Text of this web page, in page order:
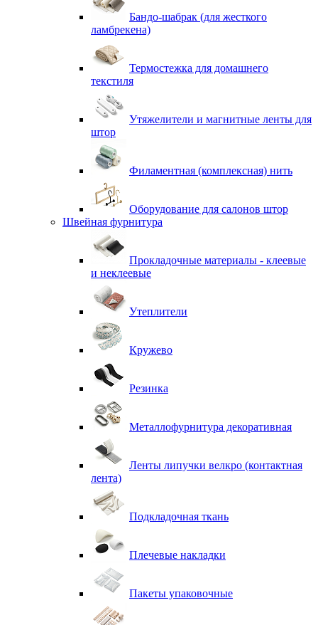
Бандо-шабрак (для жесткого
ламбрекена)
Термостежка для домашнего
текстиля
Утяжелители и магнитные ленты для
штор
Филаментная (комплексная) нить
Оборудование для салонов штор
Швейная фурнитура
Прокладочные материалы - клеевые
и неклеевые
Утеплители
Кружево
Резинка
Металлофурнитура декоративная
Ленты липучки велкро (контактная
лента)
Подкладочная ткань
Плечевые накладки
Пакеты упаковочные